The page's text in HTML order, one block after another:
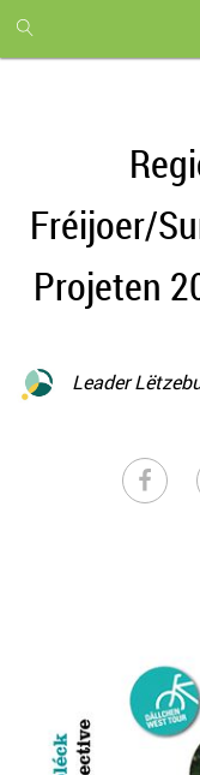
month
free
Fréijoer/
Projeten
Leader